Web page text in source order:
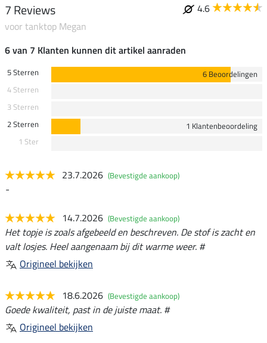
7 Reviews
4.6
voor tanktop Megan
6 van 7 Klanten kunnen dit artikel aanraden
5 Sterren
6 Beoordelingen
4 Sterren
3 Sterren
2 Sterren
1 Klantenbeoordeling
1 Ster
23.7.2026 (Bevestigde aankoop)
-
14.7.2026 (Bevestigde aankoop)
Het topje is zoals afgebeeld en beschreven. De stof is zacht en
valt losjes. Heel aangenaam bij dit warme weer. #
Origineel bekijken
18.6.2026 (Bevestigde aankoop)
Goede kwaliteit, past in de juiste maat. #
Origineel bekijken